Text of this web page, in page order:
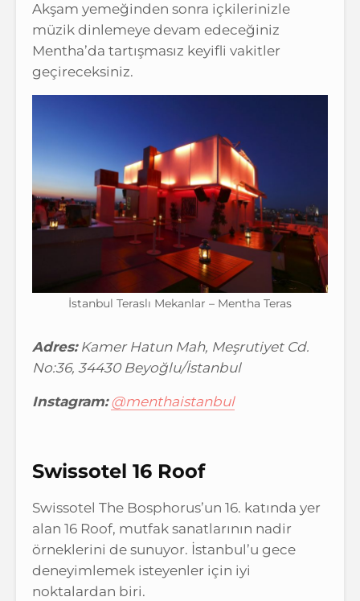
Akşam yemeğinden sonra içkilerinizle
müzik dinlemeye devam edeceğiniz
Mentha’da tartışmasız keyifli vakitler
geçireceksiniz.
İstanbul Teraslı Mekanlar – Mentha Teras
Adres:Kamer Hatun Mah, Meşrutiyet Cd.
No:36, 34430 Beyoğlu/İstanbul
Instagram: @menthaistanbul
Swissotel 16 Roof
Swissotel The Bosphorus’un 16. katında yer
alan 16 Roof, mutfak sanatlarının nadir
örneklerini de sunuyor. İstanbul’u gece
deneyimlemek isteyenler için iyi
noktalardan biri.